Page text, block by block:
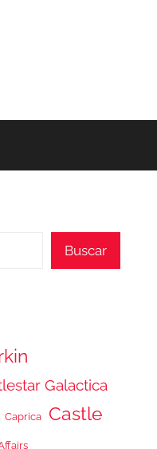
Buscar
Galactica
Caprica Castle